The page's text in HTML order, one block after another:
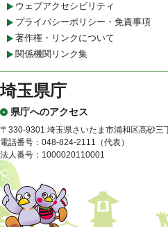
ウェブアクセシビリティ
プライバシーポリシー・免責事項
著作権・リンクについて
関係機関リンク集
埼玉県庁
県庁へのアクセス
〒330-9301 埼玉県さいたま市浦和区高砂三
電話番号：048-824-2111（代表）
法人番号：1000020110001